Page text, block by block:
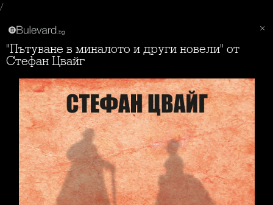
/
"Пътуване в миналото и други новели" от
Стефан Цвайг